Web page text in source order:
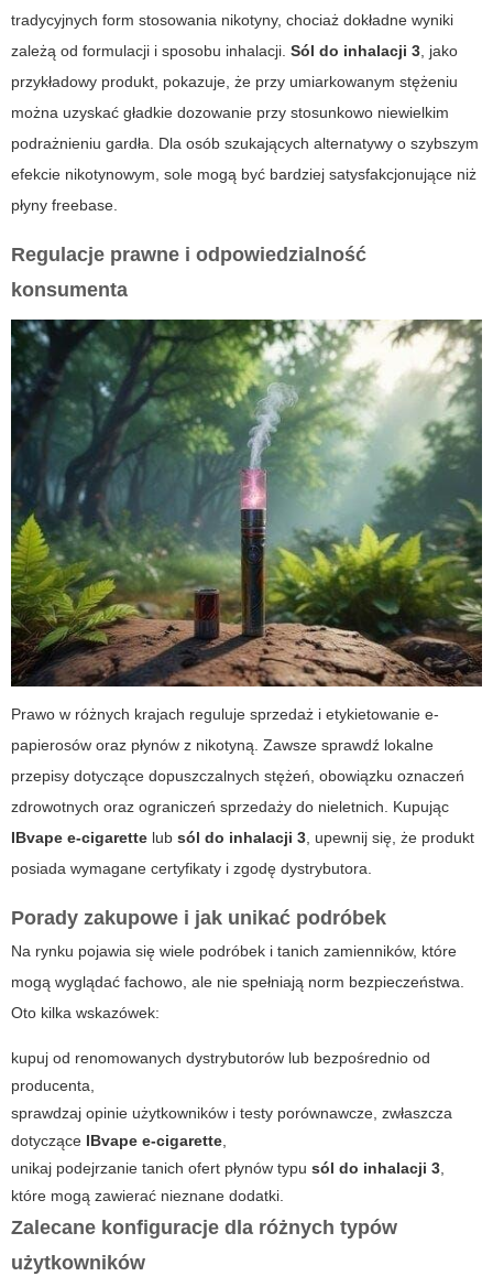
tradycyjnych form stosowania nikotyny, chociaż dokładne wyniki
zależą od formulacji i sposobu inhalacji. Sól do inhalacji 3, jako
przykładowy produkt, pokazuje, że przy umiarkowanym stężeniu
można uzyskać gładkie dozowanie przy stosunkowo niewielkim
podrażnieniu gardła. Dla osób szukających alternatywy o szybszym
efekcie nikotynowym, sole mogą być bardziej satysfakcjonujące niż
płyny freebase.
Regulacje prawne i odpowiedzialność
konsumenta
Prawo w różnych krajach reguluje sprzedaż i etykietowanie e-
papierosów oraz płynów z nikotyną. Zawsze sprawdź lokalne
przepisy dotyczące dopuszczalnych stężeń, obowiązku oznaczeń
zdrowotnych oraz ograniczeń sprzedaży do nieletnich. Kupując
IBvape e-cigarette lub sól do inhalacji 3, upewnij się, że produkt
posiada wymagane certyfikaty i zgodę dystrybutora.
Porady zakupowe i jak unikać podróbek
Na rynku pojawia się wiele podróbek i tanich zamienników, które
mogą wyglądać fachowo, ale nie spełniają norm bezpieczeństwa.
Oto kilka wskazówek:
kupuj od renomowanych dystrybutorów lub bezpośrednio od
producenta,
sprawdzaj opinie użytkowników i testy porównawcze, zwłaszcza
dotyczące IBvape e-cigarette,
unikaj podejrzanie tanich ofert płynów typu sól do inhalacji 3,
które mogą zawierać nieznane dodatki.
Zalecane konfiguracje dla różnych typów
użytkowników